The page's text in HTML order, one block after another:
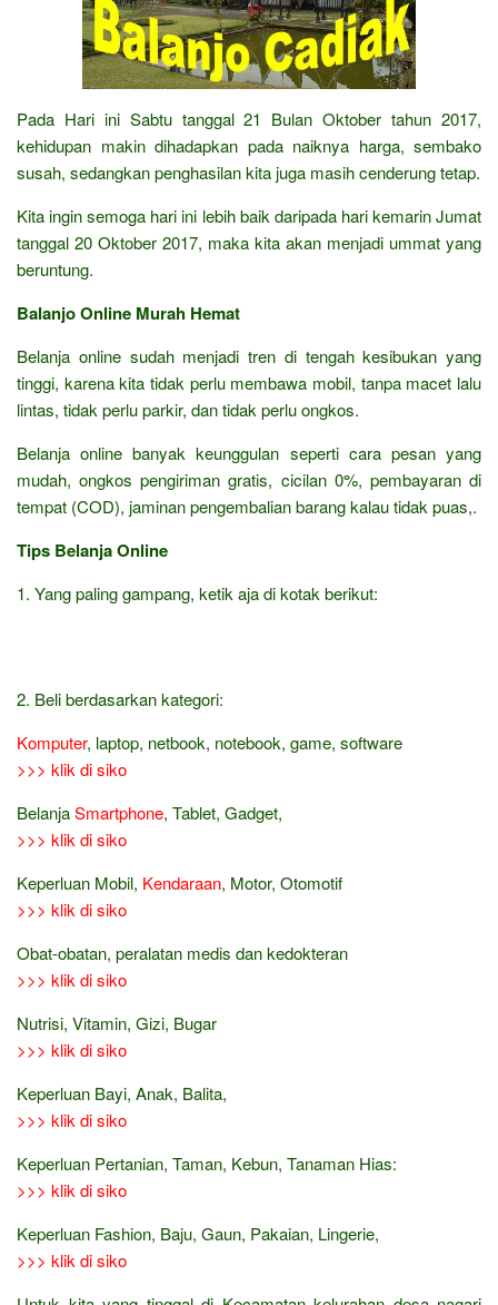
Pada Hari ini Sabtu tanggal 21 Bulan Oktober tahun 2017,
kehidupan makin dihadapkan pada naiknya harga, sembako
susah, sedangkan penghasilan kita juga masih cenderung tetap.
Kita ingin semoga hari ini lebih baik daripada hari kemarin Jumat
tanggal 20 Oktober 2017, maka kita akan menjadi ummat yang
beruntung.
Balanjo Online Murah Hemat
Belanja online sudah menjadi tren di tengah kesibukan yang
tinggi, karena kita tidak perlu membawa mobil, tanpa macet lalu
lintas, tidak perlu parkir, dan tidak perlu ongkos.
Belanja online banyak keunggulan seperti cara pesan yang
mudah, ongkos pengiriman gratis, cicilan 0%, pembayaran di
tempat (COD), jaminan pengembalian barang kalau tidak puas,.
Tips Belanja Online
1. Yang paling gampang, ketik aja di kotak berikut:
2. Beli berdasarkan kategori:
Komputer, laptop, netbook, notebook, game, software
>>> klik di siko
BelanjaSmartphone, Tablet, Gadget,
>>> klik di siko
Keperluan Mobil, Kendaraan, Motor, Otomotif
>>> klik di siko
Obat-obatan, peralatan medis dan kedokteran
>>> klik di siko
Nutrisi, Vitamin, Gizi, Bugar
>>> klik di siko
Keperluan Bayi, Anak, Balita,
>>> klik di siko
Keperluan Pertanian, Taman, Kebun, Tanaman Hias:
>>> klik di siko
Keperluan Fashion, Baju, Gaun, Pakaian, Lingerie,
>>> klik di siko